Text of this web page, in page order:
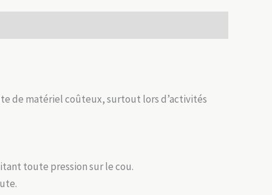
de matériel coûteux, surtout lors d’activités
toute pression sur le cou.